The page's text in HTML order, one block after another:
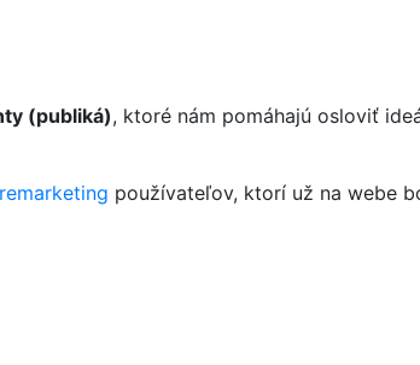
(publiká), ktoré nám pomáhajú osloviť
remarketing používateľov, ktorí už na webe